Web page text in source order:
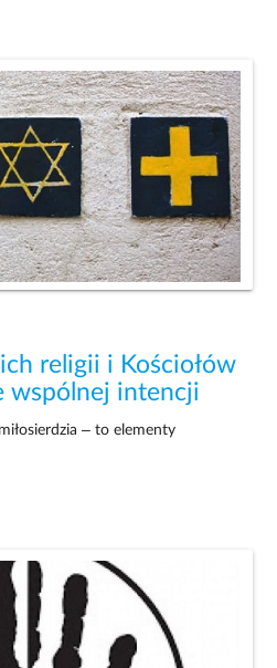
religii i Kościołów
wspólnej intencji
– to elementy